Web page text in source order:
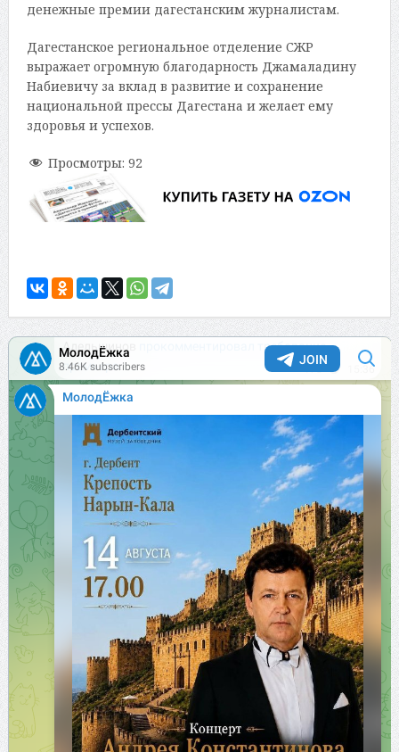
денежные премии дагестанским журналистам.
Дагестанское региональное отделение СЖР
выражает огромную благодарность Джамаладину
Набиевичу за вклад в развитие и сохранение
национальной прессы Дагестана и желает ему
здоровья и успехов.
Просмотры: 92